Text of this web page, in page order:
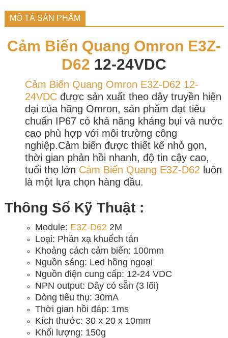
MÔ TẢ SẢN PHẨM
Cảm Biến Quang Omron E3Z-
D62 12-24VDC
Cảm Biến Quang Omron E3Z-D62 12-
24VDCđược sản xuất theo dây truyền hiện
dại của hãng Omron, sản phẩm đạt tiêu
chuẩn IP67 có khả năng kháng bụi và nước
cao phù hợp với môi trường công
nghiệp.Cảm biến được thiết kế nhỏ gọn,
thời gian phản hồi nhanh, độ tin cậy cao,
tuổi thọ lớn Cảm Biến Quang E3Z-D62 luôn
là một lựa chọn hàng đầu.
Thông Số Kỹ Thuật :
Module: E3Z-D62 2M
Loại: Phản xạ khuếch tán
Khoảng cách cảm biến: 100mm
Nguồn sáng: Led hồng ngoại
Nguồn điện cung cấp: 12-24 VDC
NPN output: Dây có sẵn (3 lõi)
Dòng tiêu thụ: 30mA
Thời gian hồi đáp: 1ms
Kích thước: 30 x 20 x 10mm
Khối lượng: 150g